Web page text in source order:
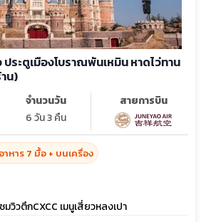
ประตูเมืองโบราณพันเหมิน หาดไว่ทาน
น)
จำนวนวัน
6 วัน 3 คืน
สายการบิน
อาหาร 7 มื้อ + บนเครื่อง
วิวตึกCXCC เมนูเสี่ยวหลงเปา